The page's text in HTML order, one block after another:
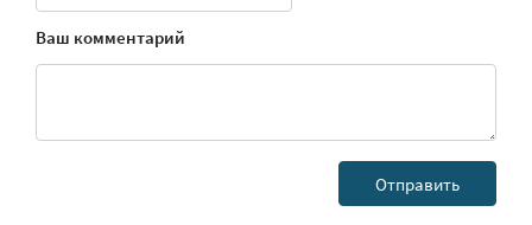
Ваш комментарий